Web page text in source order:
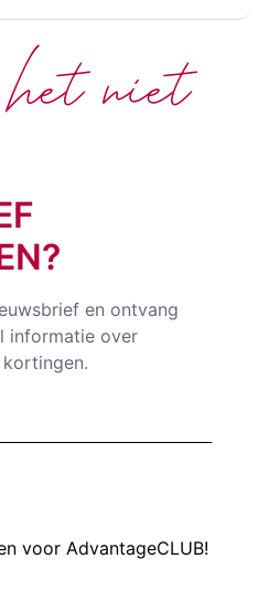
en ontvang
informatie over
voor AdvantageCLUB!
niet